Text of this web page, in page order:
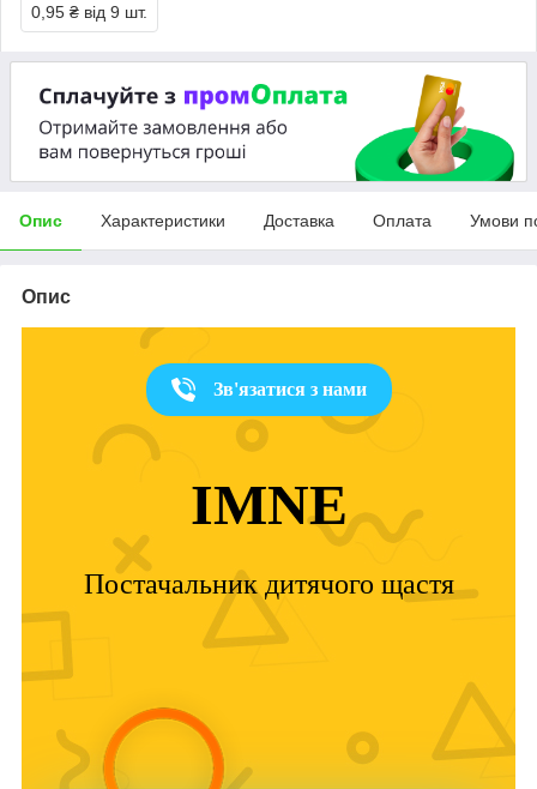
0,95 ₴ від 9 шт.
Опис Характеристики Доставка Оплата Умови
Опис
Зв'язатися з нами
IMNE
Постачальник дитячого щастя